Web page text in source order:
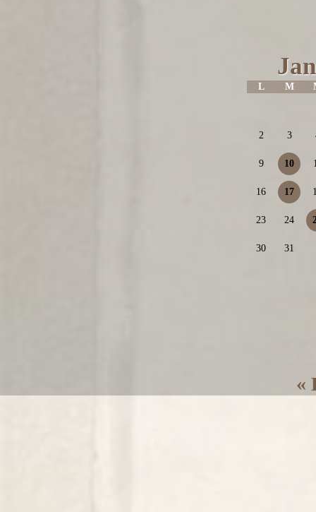
L M
2 3
9 10
16 17
23 24
30 31
«